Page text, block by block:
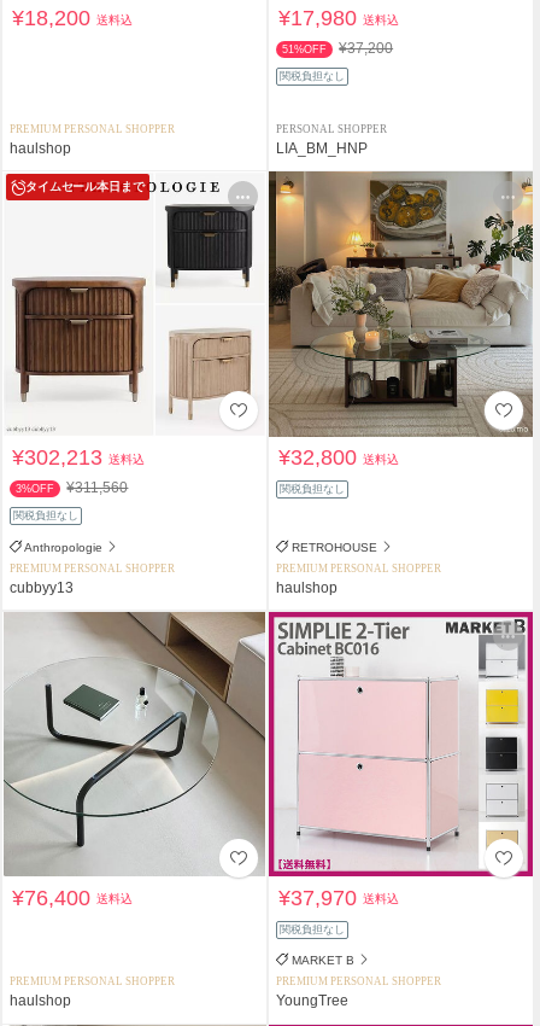
¥18,200送料込
PREMIUM PERSONAL SHOPPER
haulshop
¥17,980送料込
51%OFF ¥37,200
関税負担なし
PERSONAL SHOPPER
LIA_BM_HNP
タイムセール本日まで
¥302,213送料込
3%OFF ¥311,560
関税負担なし
Anthropologie
PREMIUM PERSONAL SHOPPER
cubbyy13
¥32,800送料込
関税負担なし
RETROHOUSE
PREMIUM PERSONAL SHOPPER
haulshop
¥76,400送料込
PREMIUM PERSONAL SHOPPER
haulshop
¥37,970送料込
関税負担なし
MARKET B
PREMIUM PERSONAL SHOPPER
YoungTree